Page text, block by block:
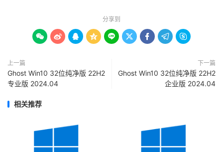
分享到
        
上一篇
Ghost Win10 32位纯净版 22H2
专业版 2024.04
下一篇
Ghost Win10 32位纯净版 22H2
企业版 2024.04
相关推荐